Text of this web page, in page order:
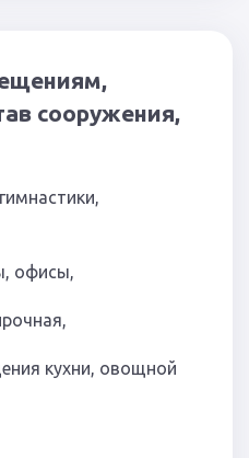
сооружения,
офисы,
кухни, овощной